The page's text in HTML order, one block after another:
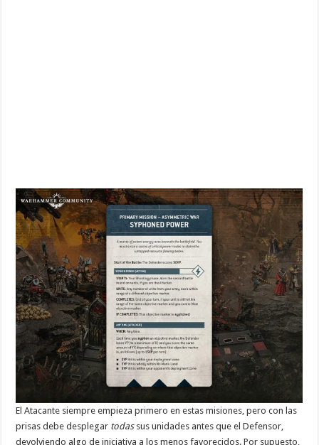
El Atacante siempre empieza primero en estas misiones, pero con las
prisas debe desplegar todassus unidades antes que el Defensor,
devolviendo algo de iniciativa a los menos favorecidos. Por supuesto,